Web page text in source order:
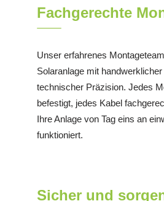
Fachgerechte
Unser erfahrenes
Solaranlage mit
technischer Präzision. Jedes
befestigt, jedes Kabel
Ihre Anlage von Tag eins an
funktioniert.
Sicher und